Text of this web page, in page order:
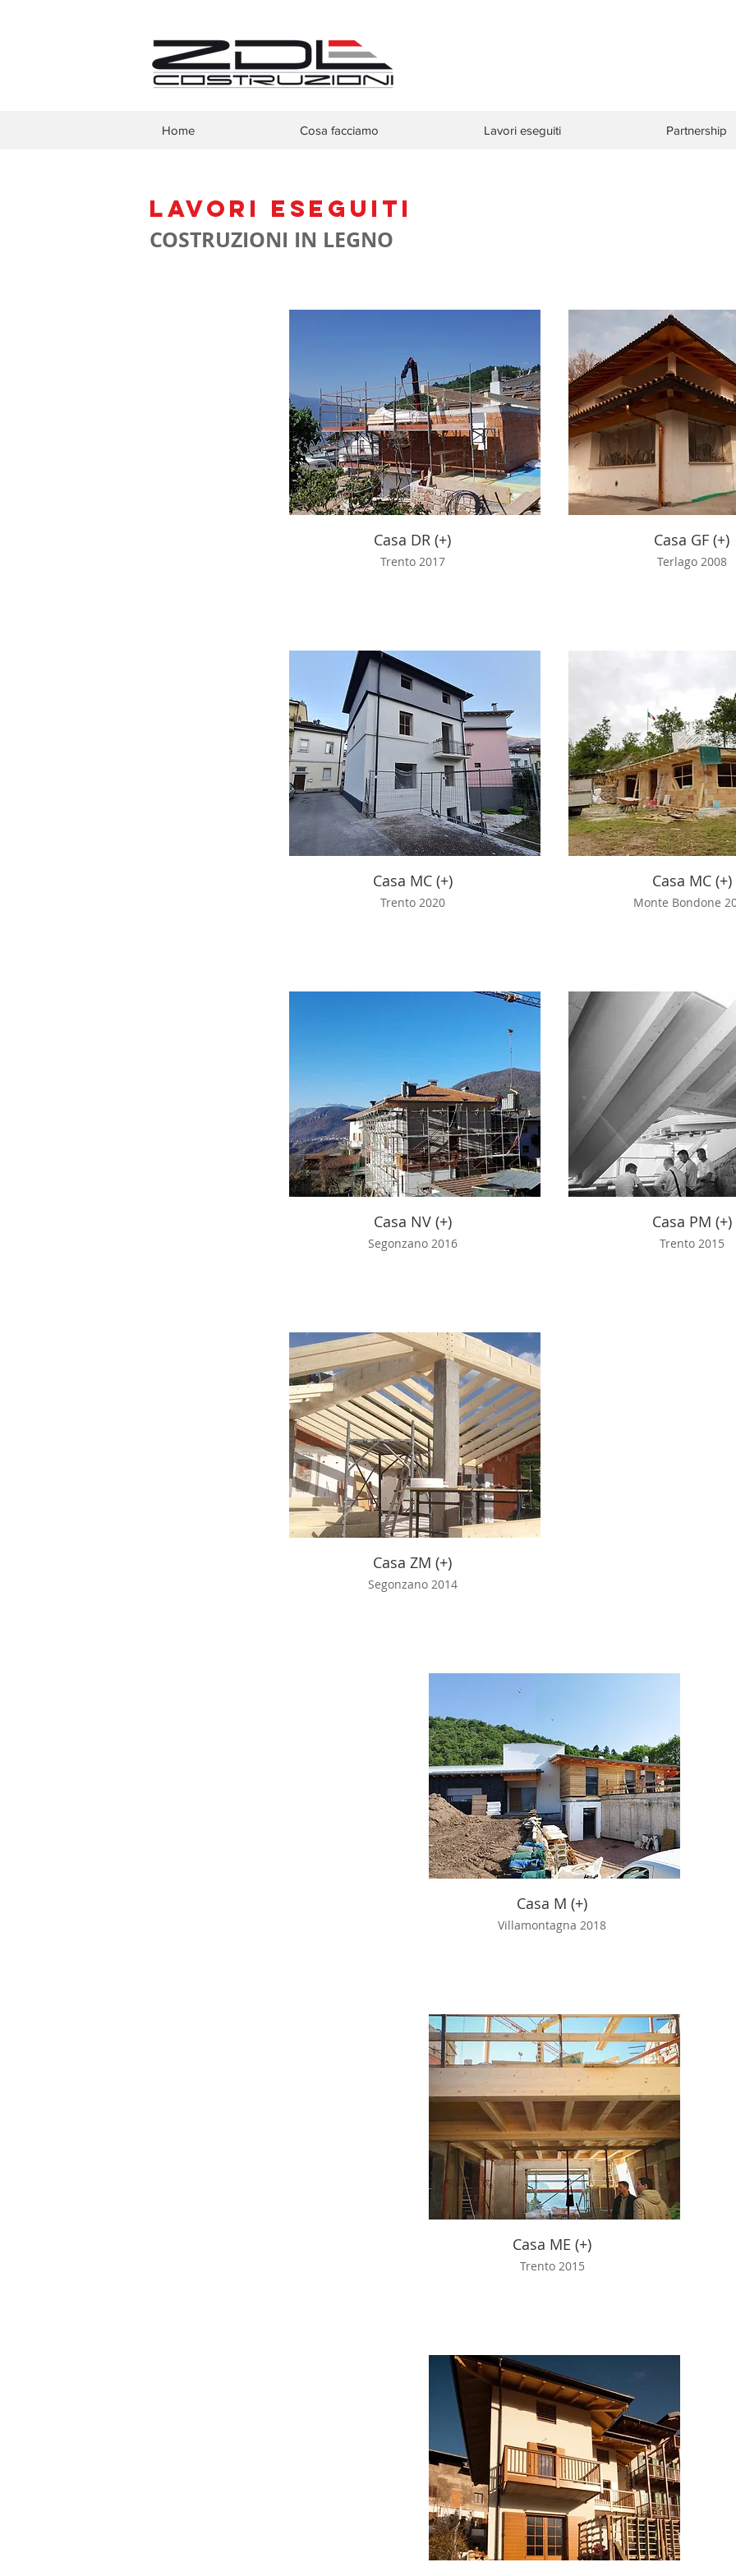
Home Cosa facciamo Lavori eseguiti Partnership
lavori eseguiti
COSTRUZIONI IN LEGNO
Casa DR (+)
Trento 2017
Casa MC (+)
Trento 2020
Casa NV (+)
Segonzano 2016
Casa ZM (+)
Segonzano 2014
Casa GF (+)
Terlago 2008
Casa MC (+)
Monte Bondone
Casa PM (+)
Trento 2015
Casa M (+)
Villamontagna 2018
Casa ME (+)
Trento 2015